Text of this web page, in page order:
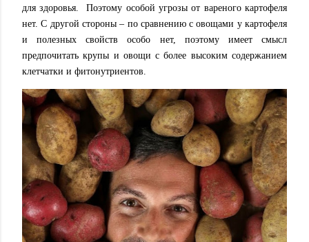
для здоровья. Поэтому особой угрозы от вареного картофеля
нет. С другой стороны – по сравнению с овощами у картофеля
и полезных свойств особо нет, поэтому имеет смысл
предпочитать крупы и овощи с более высоким содержанием
клетчатки и фитонутриентов.